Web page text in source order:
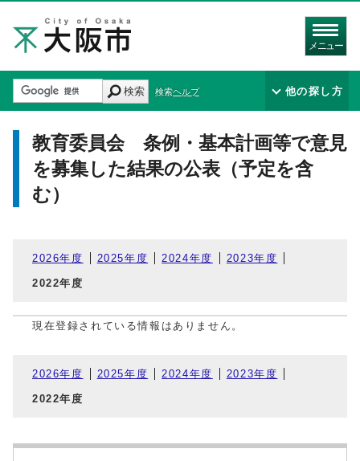
メニュー
検索 検索ヘルプ 他の探し方
教育委員会 条例・基本計画等で意見
を募集した結果の公表（予定を含
む）
2026年度 2025年度 2024年度 2023年度
2022年度
現在登録されている情報はありません。
2026年度 2025年度 2024年度 2023年度
2022年度